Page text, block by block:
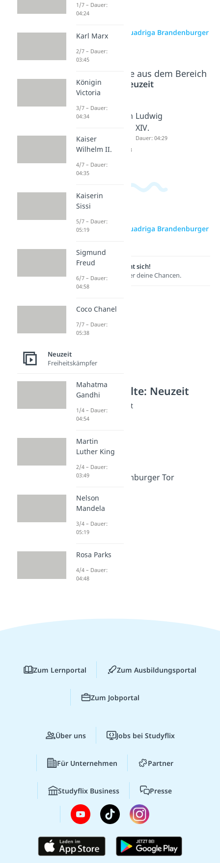
zur Videoseite: Quadriga Brandenburger
Beliebte Inhalte aus dem Bereich
Neuzeit
Heinrich
Dauer: 05:03
Friedrich
Dauer: 03:03
Ludwig
XIV.
Dauer: 04:29
zur Videoseite: Quadriga Brandenburger
Lernen lohnt sich!
Entdecke hier deine Chancen.
Weitere Inhalte: Neuzeit
Der Weg zur Freiheit
Wartburgfest
Hambacher Fest
Dauer: 05:09
Revolution 1848
Dauer: 05:20
Quadriga Brandenburger Tor
1/7 – Dauer:
04:24
Karl Marx
2/7 – Dauer:
03:45
Königin
Victoria
3/7 – Dauer:
04:34
Kaiser
Wilhelm II.
4/7 – Dauer:
04:35
Kaiserin
Sissi
5/7 – Dauer:
05:19
Sigmund
Freud
6/7 – Dauer:
04:58
Coco Chanel
7/7 – Dauer:
05:38
Neuzeit
Freiheitskämpfer
Mahatma
Gandhi
1/4 – Dauer:
04:54
Martin
Luther King
2/4 – Dauer:
03:49
Nelson
Mandela
3/4 – Dauer:
05:19
Rosa Parks
4/4 – Dauer:
04:48
Zum Lernportal Zum Ausbildungsportal
Zum Jobportal
Über uns Jobs bei Studyflix
Für Unternehmen Partner
Studyflix Business Presse